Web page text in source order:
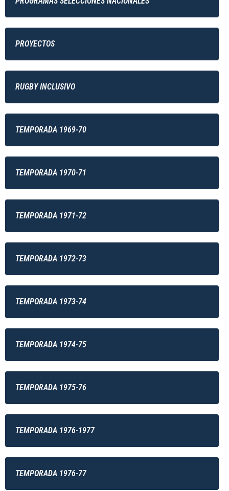
PROYECTOS
RUGBY INCLUSIVO
TEMPORADA 1969-70
TEMPORADA 1970-71
TEMPORADA 1971-72
TEMPORADA 1972-73
TEMPORADA 1973-74
TEMPORADA 1974-75
TEMPORADA 1975-76
TEMPORADA 1976-1977
TEMPORADA 1976-77